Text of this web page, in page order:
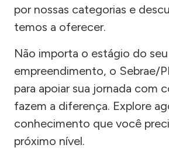
por nossas categorias e
temos a oferecer.
Não importa o estágio do seu
empreendimento, o Sebrae/
para apoiar sua jornada com
fazem a diferença. Explore
conhecimento que você
próximo nível.